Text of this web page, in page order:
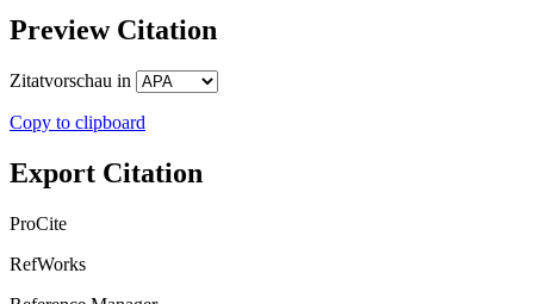
Preview Citation
Zitatvorschau in
Copy to clipboard
Export Citation
ProCite
RefWorks